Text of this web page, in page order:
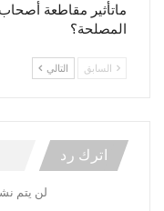
ماتأثير مقاطعة أصحاب
المصلحة؟
السابق التالي
اترك رد
لن يتم